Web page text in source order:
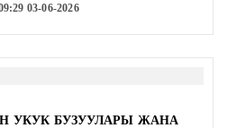
03-06-2026
УКУК БУЗУУЛАРЫ ЖАНА